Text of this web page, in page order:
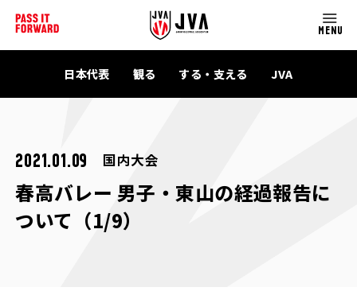
MENU
日本代表 観る する・支える JVA
2021.01.09 国内大会
春高バレー 男子・東山の経過報告に
ついて（1/9）